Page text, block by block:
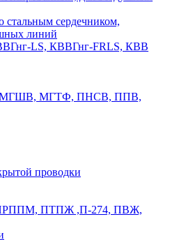
сердечником,
линий
LS, КВВГнг-FRLS, КВВ
МГТФ, ПНСВ, ППВ,
проводки
ПТПЖ ,П-274, ПВЖ,